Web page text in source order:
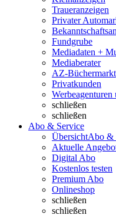
Traueranzeigen
Privater
Fundgrube
Mediadaten +
Mediaberater
AZ-Büchermarkt
Privatkunden
schließen
schließen
Abo & Service
ÜbersichtAbo &
Aktuelle
Digital Abo
Kostenlos testen
Premium Abo
Onlineshop
schließen
schließen